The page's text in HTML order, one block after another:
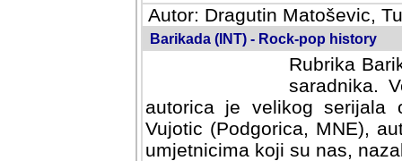
Autor: Dragutin Matoševic,
Barikada (INT) - Rock-pop history
Rubrika
saradnika.
autorica je velikog serijala
Vujotic (Podgorica, MNE),
umjetnicima koji su nas,